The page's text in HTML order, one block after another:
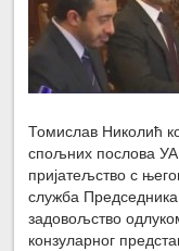
Томислав Николић
спољних послова
пријатељство с
служба
задовољство
конзуларног